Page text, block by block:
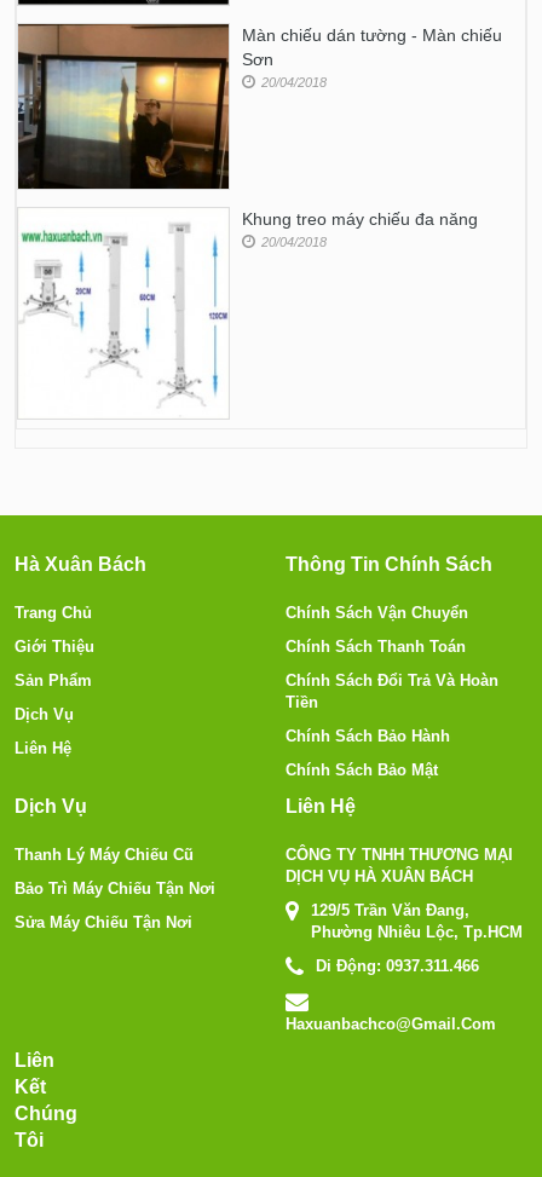
Màn chiếu dán tường - Màn chiếu
Sơn
20/04/2018
Khung treo máy chiếu đa năng
20/04/2018
Hà Xuân Bách
Trang Chủ
Giới Thiệu
Sản Phẩm
Dịch Vụ
Liên Hệ
Thông Tin Chính Sách
Chính Sách Vận Chuyển
Chính Sách Thanh Toán
Chính Sách Đổi Trả Và Hoàn
Tiền
Chính Sách Bảo Hành
Chính Sách Bảo Mật
Dịch Vụ
Thanh Lý Máy Chiếu Cũ
Bảo Trì Máy Chiếu Tận Nơi
Sửa Máy Chiếu Tận Nơi
Liên Hệ
CÔNG TY TNHH THƯƠNG MẠI
DỊCH VỤ HÀ XUÂN BÁCH
129/5 Trần Văn Đang,
Phường Nhiêu Lộc, Tp.HCM
Di Động: 0937.311.466
Haxuanbachco@gmail.com
Liên
Kết
Chúng
Tôi